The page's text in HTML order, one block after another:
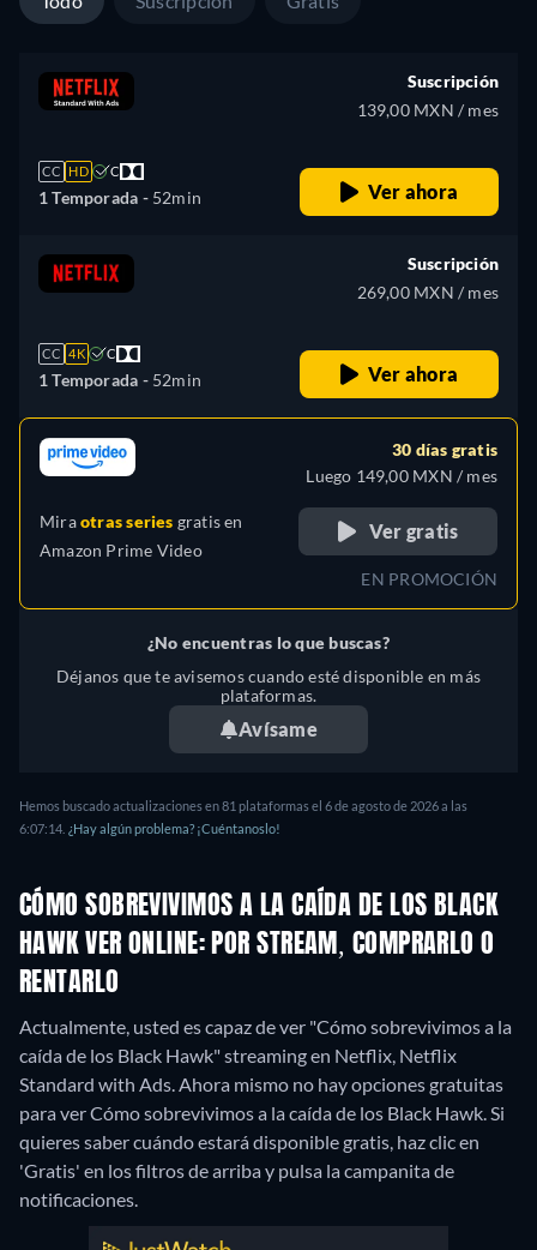
CC HD C
1 Temporada - 52min
Suscripción
139,00 MXN / mes
Ver ahora
CC 4K C
1 Temporada - 52min
Suscripción
269,00 MXN / mes
Ver ahora
Miraotras series gratis en
Amazon Prime Video
30 días gratis
Luego 149,00 MXN / mes
Ver gratis
EN PROMOCIÓN
¿No encuentras lo que buscas?
Déjanos que te avisemos cuando esté disponible en más
plataformas.
Avísame
Hemos buscado actualizaciones en 81 plataformas el 6 de agosto de 2026 a las
6:07:14. ¿Hay algún problema? ¡Cuéntanoslo!
CÓMO SOBREVIVIMOS A LA CAÍDA DE LOS BLACK
HAWK VER ONLINE: POR STREAM, COMPRARLO O
RENTARLO
Actualmente, usted es capaz de ver "Cómo sobrevivimos a la
caída de los Black Hawk" streaming en Netflix, Netflix
Standard with Ads. Ahora mismo no hay opciones gratuitas
para ver Cómo sobrevivimos a la caída de los Black Hawk. Si
quieres saber cuándo estará disponible gratis, haz clic en
'Gratis' en los filtros de arriba y pulsa la campanita de
notificaciones.